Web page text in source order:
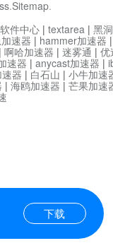
.Sitemap.
下载
件中心 | textarea | 黑
速器 | hammer加速器
| 啊哈加速器 | 迷雾通 | 优
速器 | anycast加速器 |
器 | 白石山 | 小牛加速
| 海鸥加速器 | 芒果加速